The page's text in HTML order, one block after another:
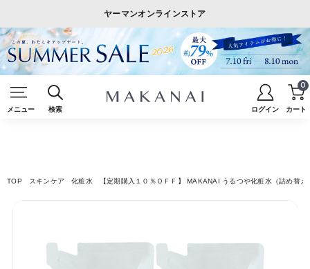
ヤーマンオンラインストア
メニュー 検索 ログイン カート
0
TOP スキンケア 化粧水 【定期購入１０％ＯＦＦ】 MAKANAI うるつや化粧水（詰め替え